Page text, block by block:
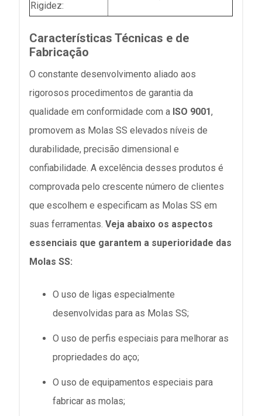
Rigidez:
Características Técnicas e de
Fabricação
O constante desenvolvimento aliado aos
rigorosos procedimentos de garantia da
qualidade em conformidade com a ISO 9001,
promovem as Molas SS elevados níveis de
durabilidade, precisão dimensional e
confiabilidade. A excelência desses produtos é
comprovada pelo crescente número de clientes
que escolhem e especificam as Molas SS em
suas ferramentas. Veja abaixo os aspectos
essenciais que garantem a superioridade das
Molas SS:
O uso de ligas especialmente
desenvolvidas para as Molas SS;
O uso de perfis especiais para melhorar as
propriedades do aço;
O uso de equipamentos especiais para
fabricar as molas;